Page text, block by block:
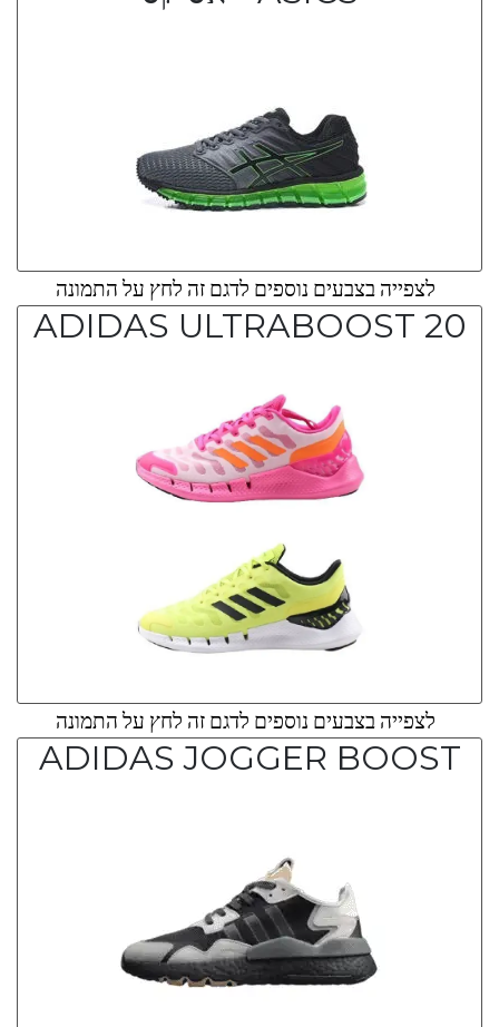
לצפייה בצבעים נוספים לדגם זה לחץ על התמונה
ADIDAS ULTRABOOST 20
לצפייה בצבעים נוספים לדגם זה לחץ על התמונה
ADIDAS JOGGER BOOST